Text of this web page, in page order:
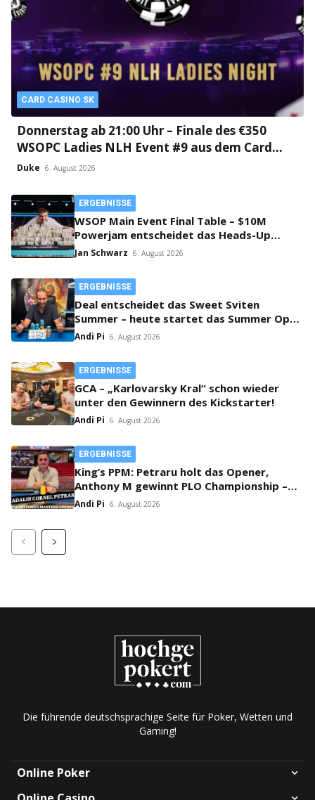
CARD CASINO SK
Donnerstag ab 21:00 Uhr – Finale des €350
WSOPC Ladies NLH Event #9 aus dem Card
Casino SK!
Duke 6. August 2026
ERGEBNISSE
WSOP Main Event Final Table – $10M
Powerjam entscheidet das Heads-Up
zwischen Jumalon und Saaskilahti!
Jan Schwarz 6. August 2026
ERGEBNISSE
Deal entscheidet das Sweet Sviten
Summer – heute startet das Summer Open
Bounty!
Andi Pi 6. August 2026
ERGEBNISSE
GCA – „Karlovarsky Kral“ schon wieder
unter den Gewinnern des Kickstarter!
Andi Pi 6. August 2026
ERGEBNISSE
King’s PPM: Petraru holt das Opener,
Anthony M gewinnt PLO Championship –
Prag spielt Flight 1C Million Crown!
Andi Pi 6. August 2026
Die führende deutschsprachige Seite für Poker, Wetten und
Gaming!
Online Poker